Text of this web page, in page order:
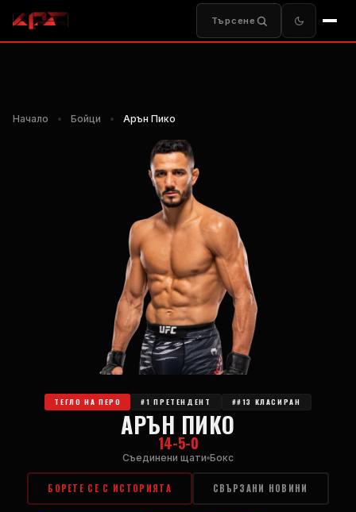
Търсене
Начало • Бойци • Арън Пико
ТЕГЛО НА ПЕРО #1 ПРЕТЕНДЕНТ ##13 КЛАСИРАН
АРЪН ПИКО
14-5-0
Съединени щати Бокс
БОРЕТЕ СЕ С ИСТОРИЯТА СВЪРЗАНИ НОВИНИ